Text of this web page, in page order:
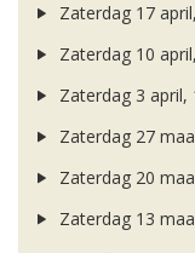
Zaterdag 17
Zaterdag 10
Zaterdag 3 april,
Zaterdag 27
Zaterdag 20
Zaterdag 13